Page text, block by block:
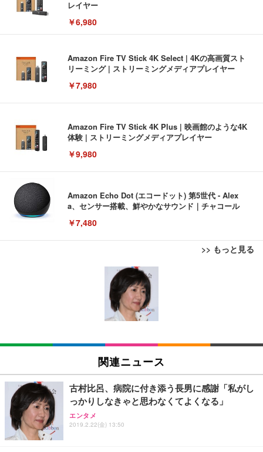
レイヤー
￥6,980
Amazon Fire TV Stick 4K Select | 4Kの高画質スト
リーミング | ストリーミングメディアプレイヤー
￥7,980
Amazon Fire TV Stick 4K Plus | 映画館のような4K
体験 | ストリーミングメディアプレイヤー
￥9,980
Amazon Echo Dot (エコードット) 第5世代 - Alex
a、センサー搭載、鮮やかなサウンド｜チャコール
￥7,480
>> もっと見る
[EdoErgo] オフィスチェア 椅子 テレワーク 疲れな
い 跳ね上げ式アームレスト コンパクト 約105度ロッ
キング pc 事務椅子 360度回転 座面昇降 強化ナイロ
ン樹脂ベース 通気性メッシュ 在宅ワーク H-WY01
(黒網+黒枠+黒足)
SIHOO B100 オフィスチェア／デスクチェア メッシ
ュチェア 人間工学 疲れない ブラック
￥27,999
Sezlife オフィスチェア デスクチェア 疲れない テレ
ワーク チェア 強化バックレスト 30度ロッキング機
能 人間工学 椅子 腰サポート 90度跳ね上げ式アーム
EIZO ビジネス向けプレミアムモニター | FlexScan
EV3240X-WT | 31.5型4K UHD・USB Type-C・ホワ
EIZO ビジネス向けプレミアムモニター | FlexScan
￥109,572
【純正品】27"ゲーミングモニター DualSense 充電
フック付き（CFI-ZDM1J）
Amazonベーシック ペットシーツ 薄型 レギュラー 1
回使い捨て 無香料 ホワイト 300枚
Amazonベーシック ペットシーツ 厚型 ワイド 42枚
x2袋(84枚) ホワイト(吸収面:ライトブルー)
￥3,234
ネオ・ルーライフ ネオ・オムツ L 中型犬用 26枚入
り 単品
関連ニュース
古村比呂、病院に付き添う長男に感謝「私がし
っかりしなきゃと思わなくてよくなる」
エンタメ
2019.2.22(金) 13:50